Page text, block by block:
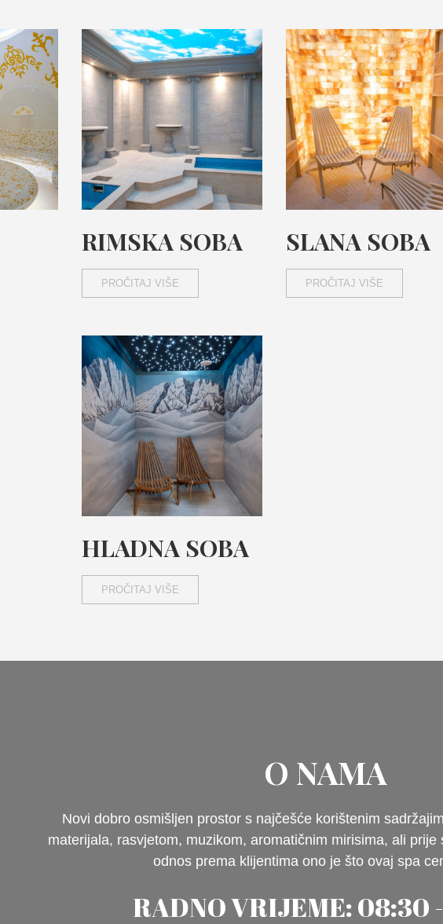
RIMSKA SOBA
PROČITAJ VIŠE
SLANA SOBA
PROČITAJ VIŠE
HLADNA SOBA
PROČITAJ VIŠE
O NAMA
Novi dobro osmišljen prostor s najčešće korištenim
materijala, rasvjetom, muzikom, aromatičnim mirisima, ali prije
odnos prema klijentima ono je što ovaj spa
RADNO VRIJEME: 08:30